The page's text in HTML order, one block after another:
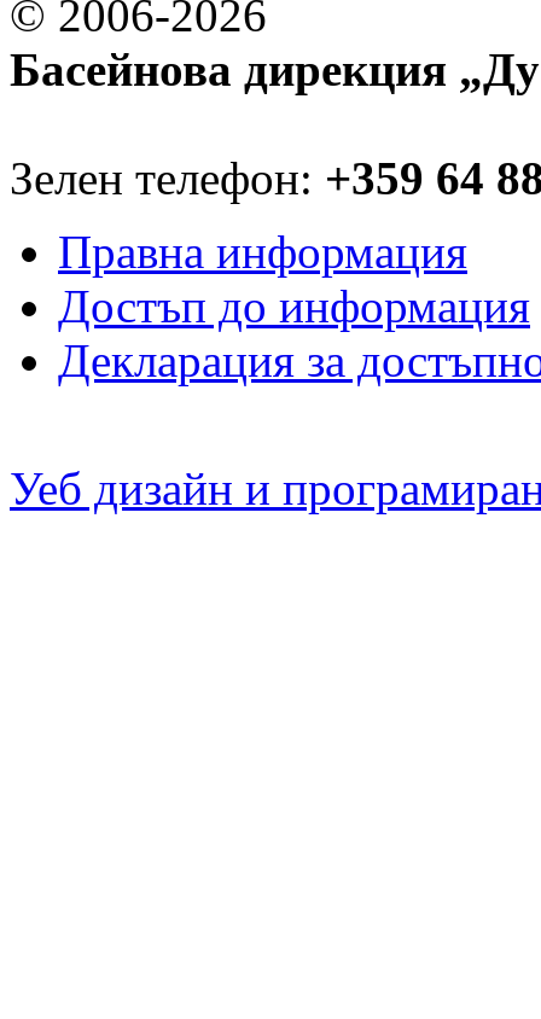
© 2006-2026
Басейнова дирекция
Зелен телефон: +359 64
Правна информация
Достъп до информация
Декларация за
Уеб дизайн и